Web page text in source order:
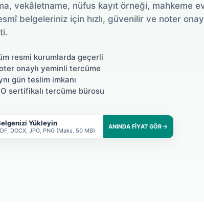
vekâletname, nüfus kayıt örneği, mahkeme
belgeleriniz için hızlı, güvenilir ve noter
resmi kurumlarda geçerli
onaylı yeminli tercüme
gün teslim imkanı
sertifikalı tercüme bürosu
Yükleyin
DOCX, JPG, PNG (Maks. 50 MB)
ANINDA FIYAT GÖR